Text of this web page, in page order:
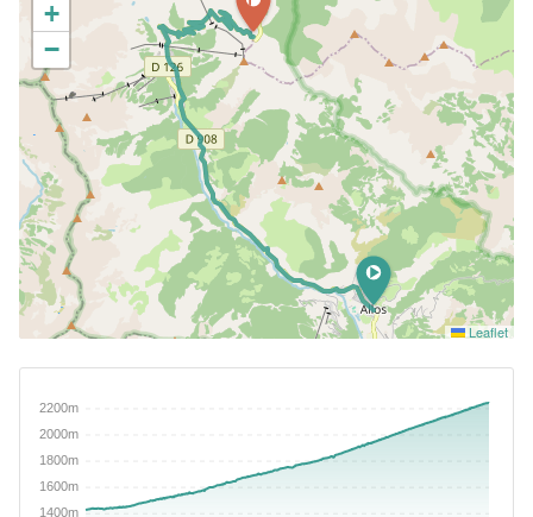
+
−
Leaflet